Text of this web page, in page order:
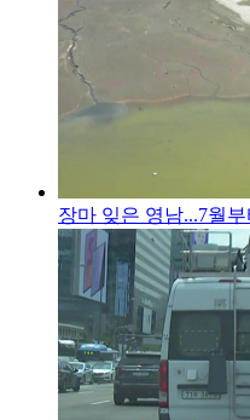
장마 잊은 영남...7월